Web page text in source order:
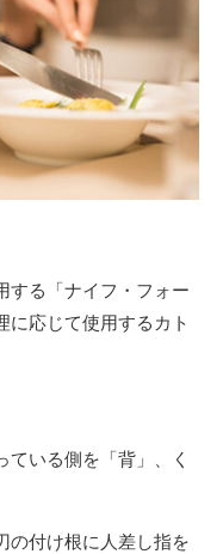
する「ナイフ・フォー
に応じて使用するカト
ている側を「背」、く
の付け根に人差し指を